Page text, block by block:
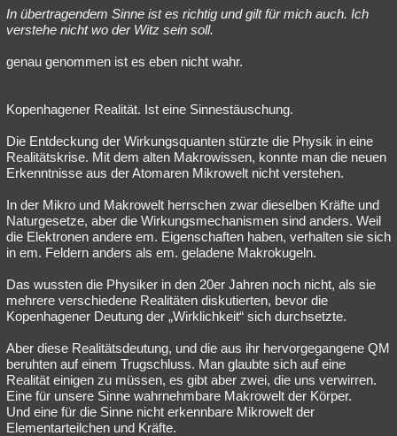
In übertragendem Sinne ist es richtig und gilt für mich auch. Ich
verstehe nicht wo der Witz sein soll.
genau genommen ist es eben nicht wahr.
Kopenhagener Realität. Ist eine Sinnestäuschung.
Die Entdeckung der Wirkungsquanten stürzte die Physik in eine
Realitätskrise. Mit dem alten Makrowissen, konnte man die neuen
Erkenntnisse aus der Atomaren Mikrowelt nicht verstehen.
In der Mikro und Makrowelt herrschen zwar dieselben Kräfte und
Naturgesetze, aber die Wirkungsmechanismen sind anders. Weil
die Elektronen andere em. Eigenschaften haben, verhalten sie sich
in em. Feldern anders als em. geladene Makrokugeln.
Das wussten die Physiker in den 20er Jahren noch nicht, als sie
mehrere verschiedene Realitäten diskutierten, bevor die
Kopenhagener Deutung der „Wirklichkeit“ sich durchsetzte.
Aber diese Realitätsdeutung, und die aus ihr hervorgegangene QM
beruhten auf einem Trugschluss. Man glaubte sich auf eine
Realität einigen zu müssen, es gibt aber zwei, die uns verwirren.
Eine für unsere Sinne wahrnehmbare Makrowelt der Körper.
Und eine für die Sinne nicht erkennbare Mikrowelt der
Elementarteilchen und Kräfte.